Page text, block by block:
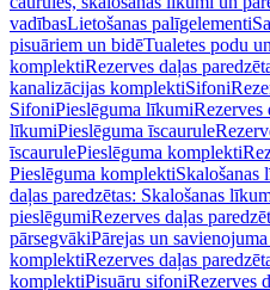
vadībasLietošanas palīgelementi
pisuāriem un bidēTualetes podu
komplektiRezerves daļas
kanalizācijas komplektiSifoni
SifoniPieslēguma līkumiRezerves
līkumiPieslēguma īscaurule
īscaurulePieslēguma komplekti
Pieslēguma komplektiSkalošanas
daļas paredzētas: Skalošanas
pieslēgumiRezerves daļas
pārsegvākiPārejas un
komplektiRezerves daļas
komplektiPisuāru sifoniRezerves